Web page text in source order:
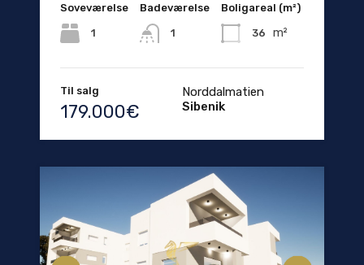
Soveværelse
1
Badeværelse
1
Boligareal (m²)
36 m²
Til salg
179.000€
Norddalmatien
Sibenik